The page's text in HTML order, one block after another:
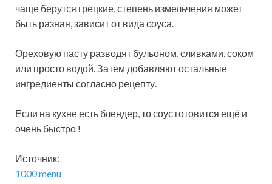
чаще берутся грецкие, степень измельчения может
быть разная, зависит от вида соуса.
Ореховую пасту разводят бульоном, сливками, соком
или просто водой. Затем добавляют остальные
ингредиенты согласно рецепту.
Если на кухне есть блендер, то соус готовится ещё и
очень быстро !
Источник:
1000.menu